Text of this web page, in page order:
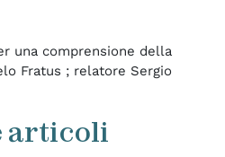
una comprensione della
Fratus ; relatore Sergio
articoli